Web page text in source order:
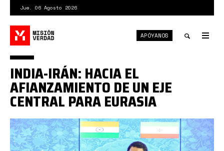
contenido
principal
Jue. 06 Agosto 2026
APÓYANOS
Iran
India.jpg
INDIA-IRÁN: HACIA EL
AFIANZAMIENTO DE UN EJE
CENTRAL PARA EURASIA